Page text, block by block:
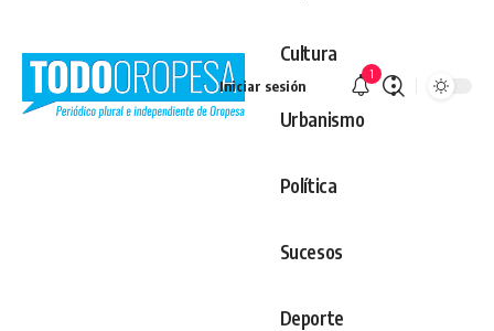
Cultura
Urbanismo
Política
Sucesos
Deporte
Iniciar sesión
1